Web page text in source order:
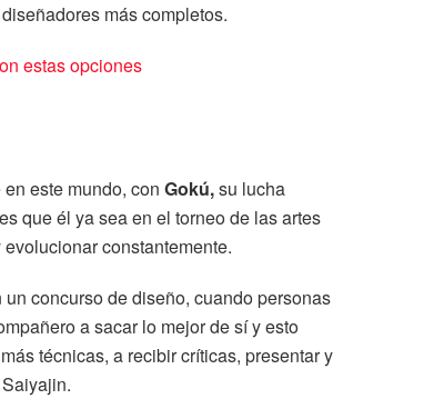
más completos.
estas opciones
este mundo, con Gokú,su lucha
que él ya sea en el torneo de las artes
constantemente.
concurso de diseño, cuando personas
a sacar lo mejor de sí y esto
técnicas, a recibir críticas, presentar y